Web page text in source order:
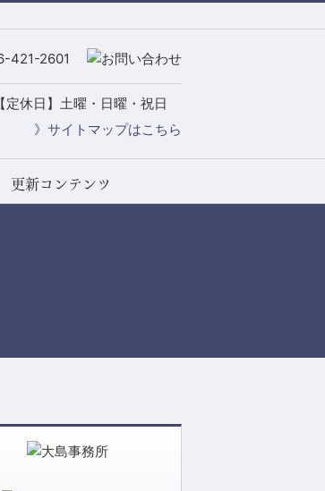
【定休日】土曜・日曜・祝日
》サイトマップはこちら
更新コンテンツ